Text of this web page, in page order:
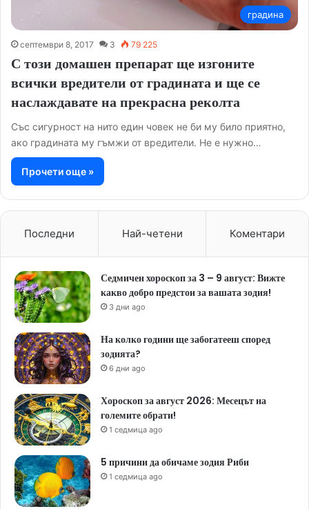
градина
септември 8, 2017 3 79 225
С този домашен препарат ще изгоните
всички вредители от градината и ще се
наслаждавате на прекрасна реколта
Със сигурност на нито един човек не би му било приятно,
ако градината му гъмжи от вредители. Не е нужно…
Прочети още »
Последни Най-четени Коментари
Седмичен хороскоп за 3 – 9 август: Вижте
какво добро предстои за вашата зодия!
3 дни ago
На колко години ще забогатееш според
зодията?
6 дни ago
Хороскоп за август 2026: Месецът на
големите обрати!
1 седмица ago
5 причини да обичаме зодия Риби
1 седмица ago